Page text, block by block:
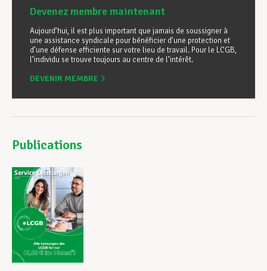
Devenez membre maintenant
Aujourd’hui, il est plus important que jamais de soussigner à
une assistance syndicale pour bénéficier d’une protection et
d’une défense efficiente sur votre lieu de travail. Pour le LCGB,
l’individu se trouve toujours au centre de l’intérêt.
DEVENIR MEMBRE
Publications